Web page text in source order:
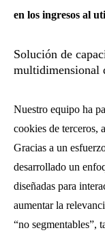
en los ingresos al
Solución de
multidimensional
Nuestro equipo ha
cookies de terceros,
Gracias a un
desarrollado un
diseñadas para
aumentar la
“no segmentables”,